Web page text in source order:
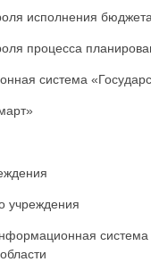
исполнения
процесса
система
учреждения